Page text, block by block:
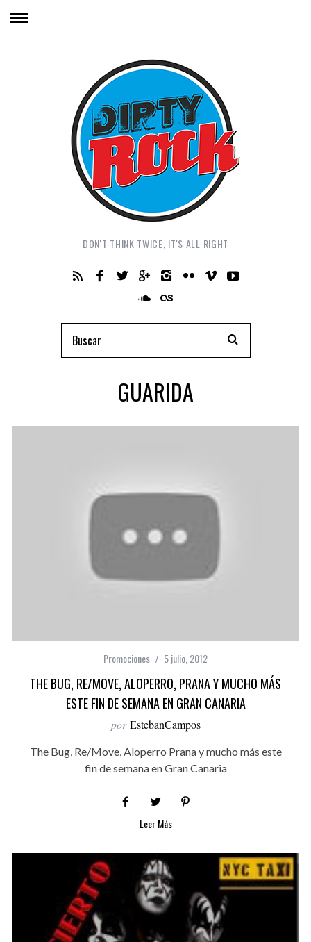
DON'T THINK TWICE, IT'S ALL RIGHT
GUARIDA
Promociones 5 julio, 2012
THE BUG, RE/MOVE, ALOPERRO, PRANA Y MUCHO MÁS
ESTE FIN DE SEMANA EN GRAN CANARIA
por EstebanCampos
The Bug, Re/Move, Aloperro Prana y mucho más este
fin de semana en Gran Canaria
Leer Más